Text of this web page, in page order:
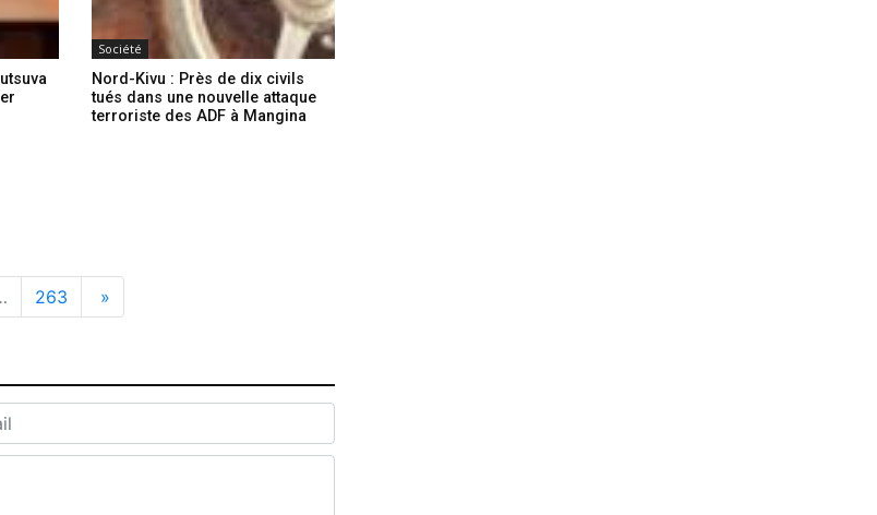
Société
Nord-Kivu : Près de dix civils
tués dans une nouvelle attaque
terroriste des ADF à Mangina
263 »